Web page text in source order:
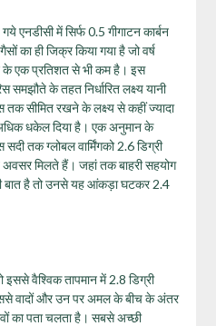
एनडीसी में सिर्फ 0.5 गीगाटन कार्बन
का ही जिक्र किया गया है जो वर्ष
के एक प्रतिशत से भी कम है। इस
समझौते के तहत निर्धारित लक्ष्‍य यानी
तक सीमित रखने के लक्ष्‍य से कहीं ज्‍यादा
धकेल दिया है। एक अनुमान के
तक ग्‍लोबल वार्मिंगको 2.6 डिग्री
मिलते हैं। जहां तक बाहरी सहयोग
बात है तो उनसे यह आंकड़ा घटकर 2.4
इससे वैश्विक तापमान में 2.8 डिग्री
वादों और उन पर अमल के बीच के अंतर
का पता चलता है। सबसे अच्‍छी